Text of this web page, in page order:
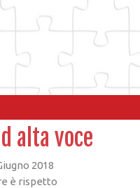
alta voce
2018
è rispetto